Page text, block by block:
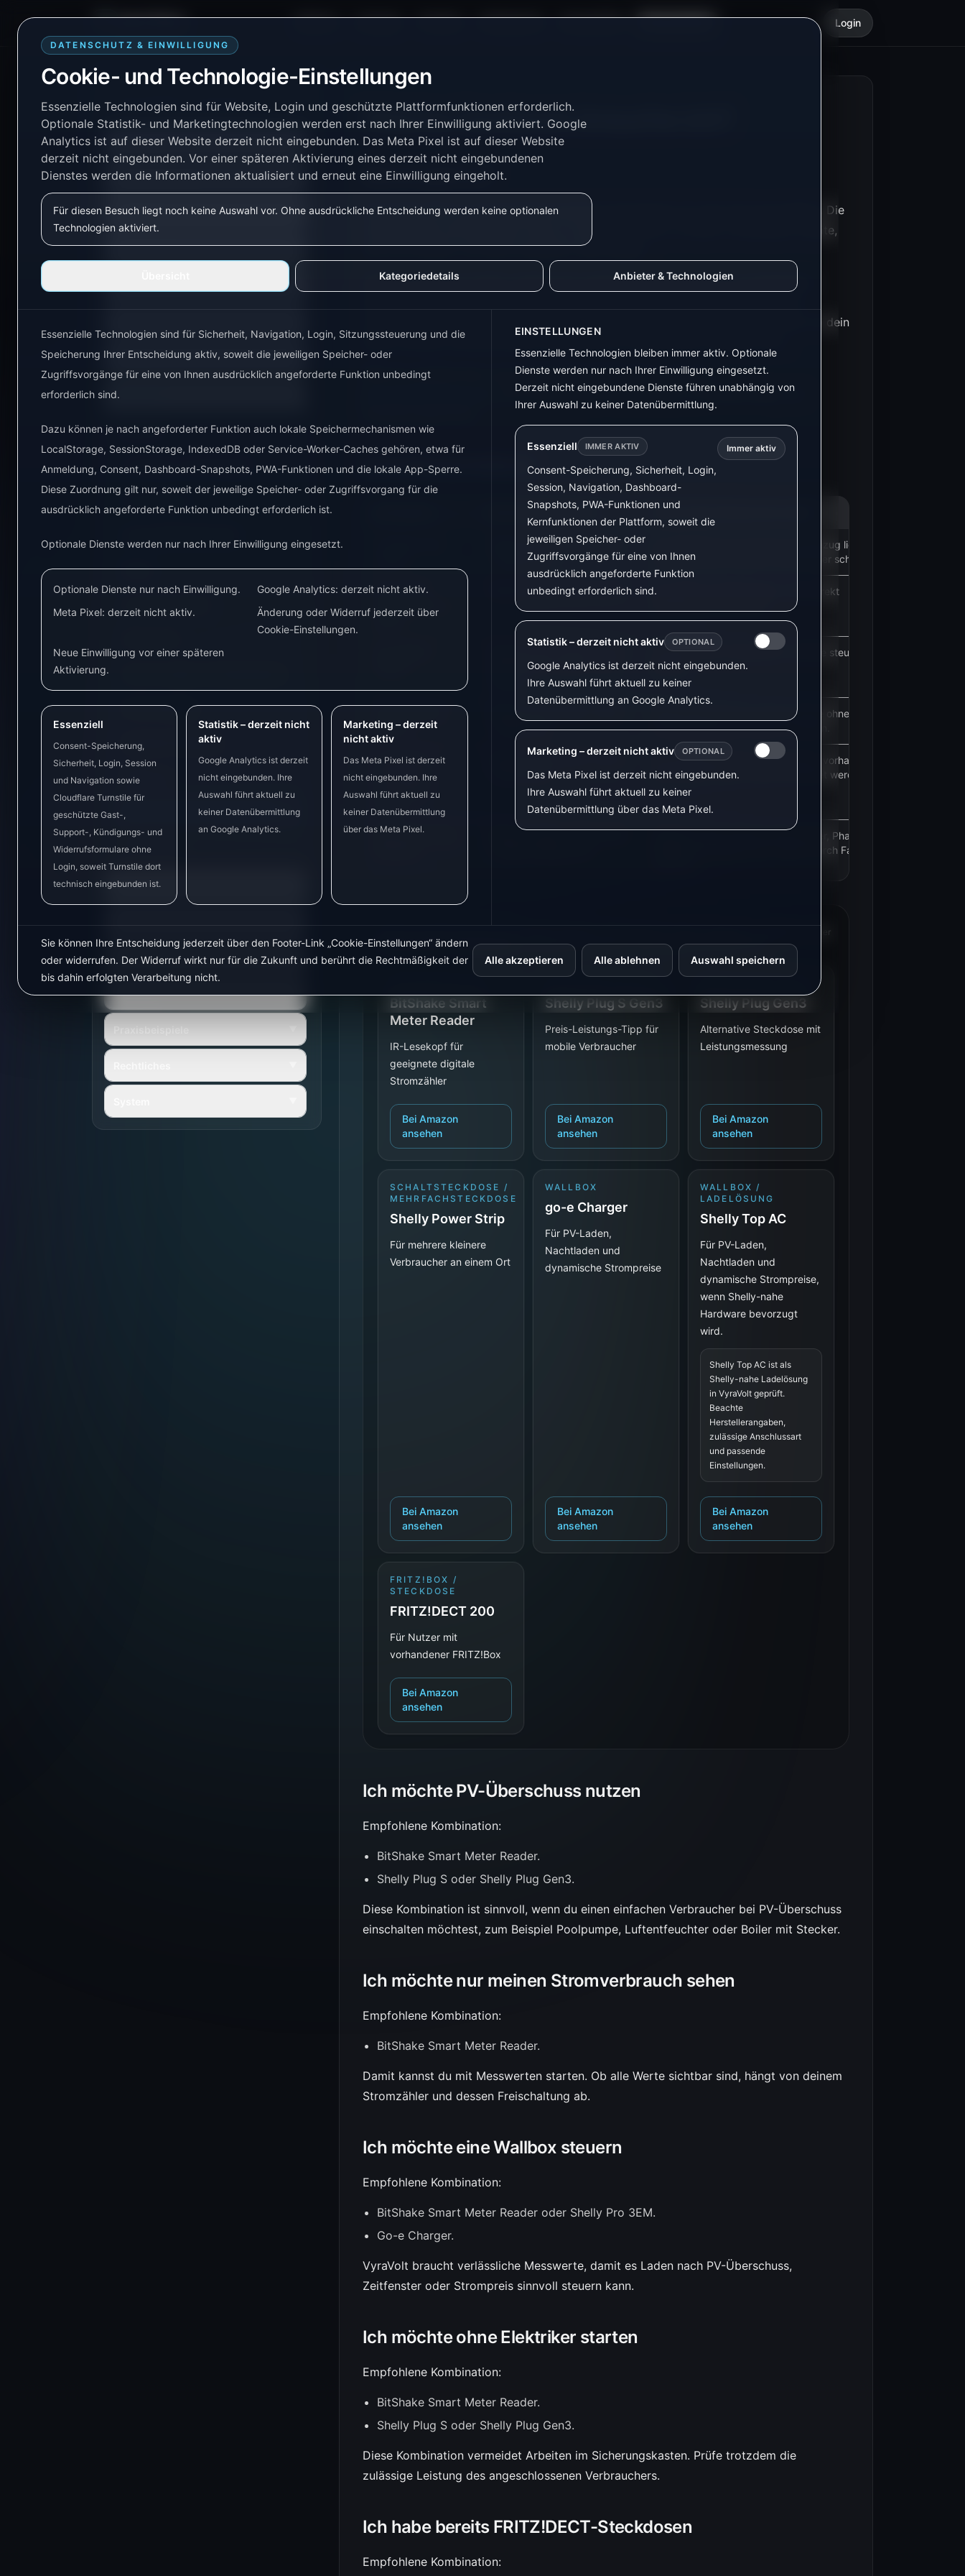
DATENSCHUTZ & EINWILLIGUNG
Cookie- und Technologie-Einstellungen
Essenzielle Technologien sind für Website, Login und geschützte Plattformfunktionen erforderlich.
Optionale Statistik- und Marketingtechnologien werden erst nach Ihrer Einwilligung aktiviert. Google
Analytics ist auf dieser Website derzeit nicht eingebunden. Das Meta Pixel ist auf dieser Website
derzeit nicht eingebunden. Vor einer späteren Aktivierung eines derzeit nicht eingebundenen
Dienstes werden die Informationen aktualisiert und erneut eine Einwilligung eingeholt.
Für diesen Besuch liegt noch keine Auswahl vor. Ohne ausdrückliche Entscheidung werden keine optionalen
Technologien aktiviert.
Kategoriedetails Anbieter & Technologien
Essenzielle Technologien sind für Sicherheit, Navigation, Login, Sitzungssteuerung und die
Speicherung Ihrer Entscheidung aktiv, soweit die jeweiligen Speicher- oder
Zugriffsvorgänge für eine von Ihnen ausdrücklich angeforderte Funktion unbedingt
erforderlich sind.
Dazu können je nach angeforderter Funktion auch lokale Speichermechanismen wie
LocalStorage, SessionStorage, IndexedDB oder Service-Worker-Caches gehören, etwa für
Anmeldung, Consent, Dashboard-Snapshots, PWA-Funktionen und die lokale App-Sperre.
Diese Zuordnung gilt nur, soweit der jeweilige Speicher- oder Zugriffsvorgang für die
ausdrücklich angeforderte Funktion unbedingt erforderlich ist.
Optionale Dienste werden nur nach Ihrer Einwilligung eingesetzt.
Optionale Dienste nur nach Einwilligung.
Google Analytics: derzeit nicht aktiv.
Meta Pixel: derzeit nicht aktiv.
Änderung oder Widerruf jederzeit über
Cookie-Einstellungen.
Neue Einwilligung vor einer späteren
Aktivierung.
Essenziell
Consent-Speicherung,
Sicherheit, Login, Session
und Navigation sowie
Cloudflare Turnstile für
geschützte Gast-,
Support-, Kündigungs- und
Widerrufsformulare ohne
Login, soweit Turnstile dort
technisch eingebunden ist.
Statistik – derzeit nicht
aktiv
Google Analytics ist derzeit
nicht eingebunden. Ihre
Auswahl führt aktuell zu
keiner Datenübermittlung
an Google Analytics.
Marketing – derzeit
nicht aktiv
Das Meta Pixel ist derzeit
nicht eingebunden. Ihre
Auswahl führt aktuell zu
keiner Datenübermittlung
über das Meta Pixel.
EINSTELLUNGEN
Essenzielle Technologien bleiben immer aktiv. Optionale
Dienste werden nur nach Ihrer Einwilligung eingesetzt.
Derzeit nicht eingebundene Dienste führen unabhängig von
Ihrer Auswahl zu keiner Datenübermittlung.
Essenziell IMMER AKTIV
Consent-Speicherung, Sicherheit, Login,
Session, Navigation, Dashboard-
Snapshots, PWA-Funktionen und
Kernfunktionen der Plattform, soweit die
jeweiligen Speicher- oder
Zugriffsvorgänge für eine von Ihnen
ausdrücklich angeforderte Funktion
unbedingt erforderlich sind.
Immer aktiv
Statistik – derzeit nicht aktiv OPTIONAL
Google Analytics ist derzeit nicht eingebunden.
Ihre Auswahl führt aktuell zu keiner
Datenübermittlung an Google Analytics.
Marketing – derzeit nicht aktiv OPTIONAL
Das Meta Pixel ist derzeit nicht eingebunden.
Ihre Auswahl führt aktuell zu keiner
Datenübermittlung über das Meta Pixel.
Sie können Ihre Entscheidung jederzeit über den Footer-Link „Cookie-Einstellungen“ ändern
oder widerrufen. Der Widerruf wirkt nur für die Zukunft und berührt die Rechtmäßigkeit der
bis dahin erfolgten Verarbeitung nicht.
Alle akzeptieren Alle ablehnen Auswahl speichern
Login
Assistent ▼
Automatisierung ▼
Dashboard ▼
▼
Geräte ▼
Hardware
Übersicht
FRITZ!Box und FRITZ!DECT
Relais
Strommessung
Hardware-Übersicht
Wallboxen
Welche Hardware brauche ich?
Wetterdaten
Informationen
Kontakt ▼
Netzwerk ▼
Welche Hardware brauche ich?
Worum geht es?
Diese Seite hilft dir, eine passende Hardware-Kombination für dein Ziel auszuwählen. Die
Empfehlungen sind Beispiele. Prüfe vor dem Kauf immer, ob deine vorhandenen Geräte,
dein Stromzähler und deine Installation dazu passen.
BitShake, Hichi und andere optische IR-Leseköpfe funktionieren nur mit geeigneten
erweiterte Datenausgabe erst per PIN freigeschaltet werden. Prüfe vor dem Kauf, ob dein
Zähler aktuelle Leistung, Bezug, Einspeisung und Zählerstände ausgeben kann.
Wenn du unsicher bist, ob ein bestimmtes Gerät passt, nutze die
. Dort sind typische Geräteklassen, Voraussetzungen und
Schnellentscheidung
Sinnvolle Kombination Warum diese Kombination passt
BitShake Smart Meter Reader
+ Shelly Plug
Der Zählerleser kann Überschuss/Bezug liefern, die
Steckdose kann einfache Verbraucher schalten.
Nur meinen
Stromverbrauch
sehen
BitShake Smart Meter Reader
Du startest mit Messwerten, ohne direkt
oder Shelly Pro 3EM + Go-e
VyraVolt braucht Messwerte und eine steuerbare
Wallbox.
starten
BitShake Smart Meter Reader
+ Shelly Plug
Beide Geräte können typischerweise ohne Arbeiten
im Sicherungskasten genutzt werden.
Vorhandene
FRITZ!DECT-
Steckdosen
BitShake Smart Meter Reader
+ FRITZ!DECT
Der Zählerleser liefert Energiewerte, vorhandene
Steckdosen können weiterverwendet werden.
Eine Profi-Lösung
Geeignet, wenn mehrere Verbraucher, Phasen oder
Messpunkte geplant sind. Einbau durch Fachkraft
PRODUKTEMPFEHLUNGEN
Passende Hardware Umständen eine Provision. Für dich ändert sich der Preis nicht.
BitShake Smart
Meter Reader
IR-Lesekopf für
geeignete digitale
Stromzähler
Bei Amazon
ansehen
Shelly Plug S Gen3
Preis-Leistungs-Tipp für
mobile Verbraucher
Bei Amazon
ansehen
Shelly Plug Gen3
Alternative Steckdose mit
Leistungsmessung
Bei Amazon
ansehen
SCHALTSTECKDOSE /
MEHRFACHSTECKDOSE
Shelly Power Strip
Für mehrere kleinere
Verbraucher an einem Ort
Bei Amazon
ansehen
WALLBOX
go-e Charger
Für PV-Laden,
Nachtladen und
dynamische Strompreise
Bei Amazon
ansehen
WALLBOX /
LADELÖSUNG
Shelly Top AC
Für PV-Laden,
Nachtladen und
dynamische Strompreise,
wenn Shelly-nahe
Hardware bevorzugt
wird.
Shelly Top AC ist als
Shelly-nahe Ladelösung
in VyraVolt geprüft.
Beachte
Herstellerangaben,
zulässige Anschlussart
und passende
Einstellungen.
Bei Amazon
ansehen
FRITZ!BOX /
STECKDOSE
FRITZ!DECT 200
Für Nutzer mit
vorhandener FRITZ!Box
Bei Amazon
ansehen
Ich möchte PV-Überschuss nutzen
Empfohlene Kombination:
BitShake Smart Meter Reader.
Shelly Plug S oder Shelly Plug Gen3.
Diese Kombination ist sinnvoll, wenn du einen einfachen Verbraucher bei PV-Überschuss
einschalten möchtest, zum Beispiel Poolpumpe, Luftentfeuchter oder Boiler mit Stecker.
Ich möchte nur meinen Stromverbrauch sehen
Empfohlene Kombination:
BitShake Smart Meter Reader.
Damit kannst du mit Messwerten starten. Ob alle Werte sichtbar sind, hängt von deinem
Stromzähler und dessen Freischaltung ab.
Ich möchte eine Wallbox steuern
Empfohlene Kombination:
BitShake Smart Meter Reader oder Shelly Pro 3EM.
Go-e Charger.
VyraVolt braucht verlässliche Messwerte, damit es Laden nach PV-Überschuss,
Zeitfenster oder Strompreis sinnvoll steuern kann.
Ich möchte ohne Elektriker starten
Empfohlene Kombination:
BitShake Smart Meter Reader.
Shelly Plug S oder Shelly Plug Gen3.
Diese Kombination vermeidet Arbeiten im Sicherungskasten. Prüfe trotzdem die
zulässige Leistung des angeschlossenen Verbrauchers.
Ich habe bereits FRITZ!DECT-Steckdosen
Empfohlene Kombination: